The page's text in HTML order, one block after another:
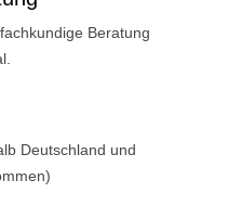
Beratung
Deutschland und